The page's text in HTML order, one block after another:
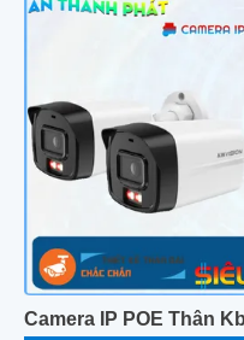
Camera IP POE Thân